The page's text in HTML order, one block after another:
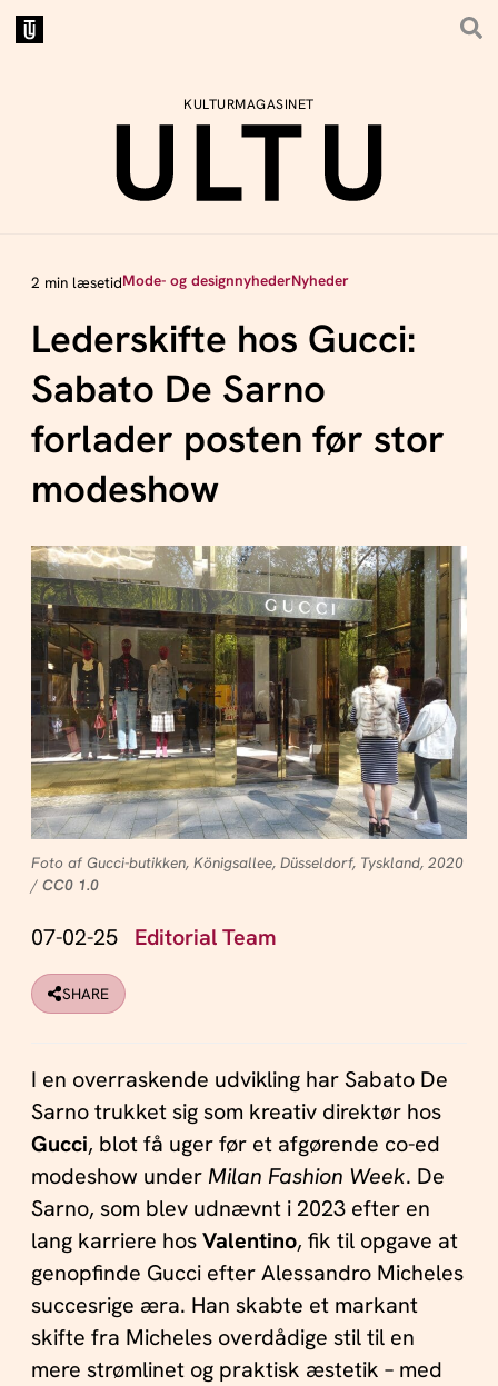
KULTURMAGASINET
2 min læsetidMode- og designnyhederNyheder
Lederskifte hos Gucci:
Sabato De Sarno
forlader posten før stor
modeshow
Foto af Gucci-butikken, Königsallee, Düsseldorf, Tyskland, 2020
/ CC0 1.0
07-02-25 Editorial Team
SHARE
I en overraskende udvikling har Sabato De
Sarno trukket sig som kreativ direktør hos
Gucci, blot få uger før et afgørende co-ed
modeshow under Milan Fashion Week. De
Sarno, som blev udnævnt i 2023 efter en
lang karriere hosValentino, fik til opgave at
genopfinde Gucci efter Alessandro Micheles
succesrige æra. Han skabte et markant
skifte fra Micheles overdådige stil til en
mere strømlinet og praktisk æstetik – med